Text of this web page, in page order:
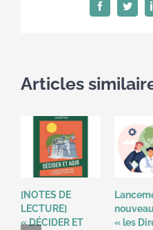
Facebook
Articles
[NOTES DE
LECTURE]
« DÉCIDER ET
« les